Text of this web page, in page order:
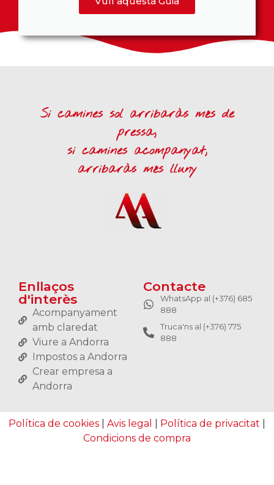
Si camines sol arribaràs més de
pressa,
si camines acompanyat,
arribaràs més lluny
Enllaços
d'interès
Acompanyament
amb claredat
Viure a Andorra
Impostos a Andorra
Crear empresa a
Andorra
Contacte
WhatsApp al (+376) 685
888
Truca'ns al (+376) 775
888
Política de cookies Avis legal Política de privacitat
Condicions de compra